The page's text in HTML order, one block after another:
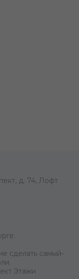
д. 74, Лофт
сделать самый-
Этажи